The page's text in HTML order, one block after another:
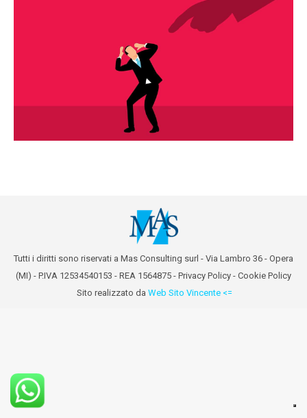
Tutti i diritti sono riservati a Mas Consulting surl - Via Lambro 36 - Opera
(MI) - P.IVA 12534540153 - REA 1564875 - Privacy Policy - Cookie Policy
Sito realizzato da Web Sito Vincente <=